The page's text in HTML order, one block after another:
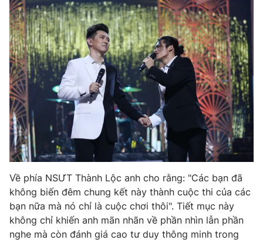
Về phía NSƯT Thành Lộc anh cho rằng: "Các bạn đã
không biến đêm chung kết này thành cuộc thi của các
bạn nữa mà nó chỉ là cuộc chơi thôi". Tiết mục này
không chỉ khiến anh mãn nhãn về phần nhìn lẫn phần
nghe mà còn đánh giá cao tư duy thông minh trong